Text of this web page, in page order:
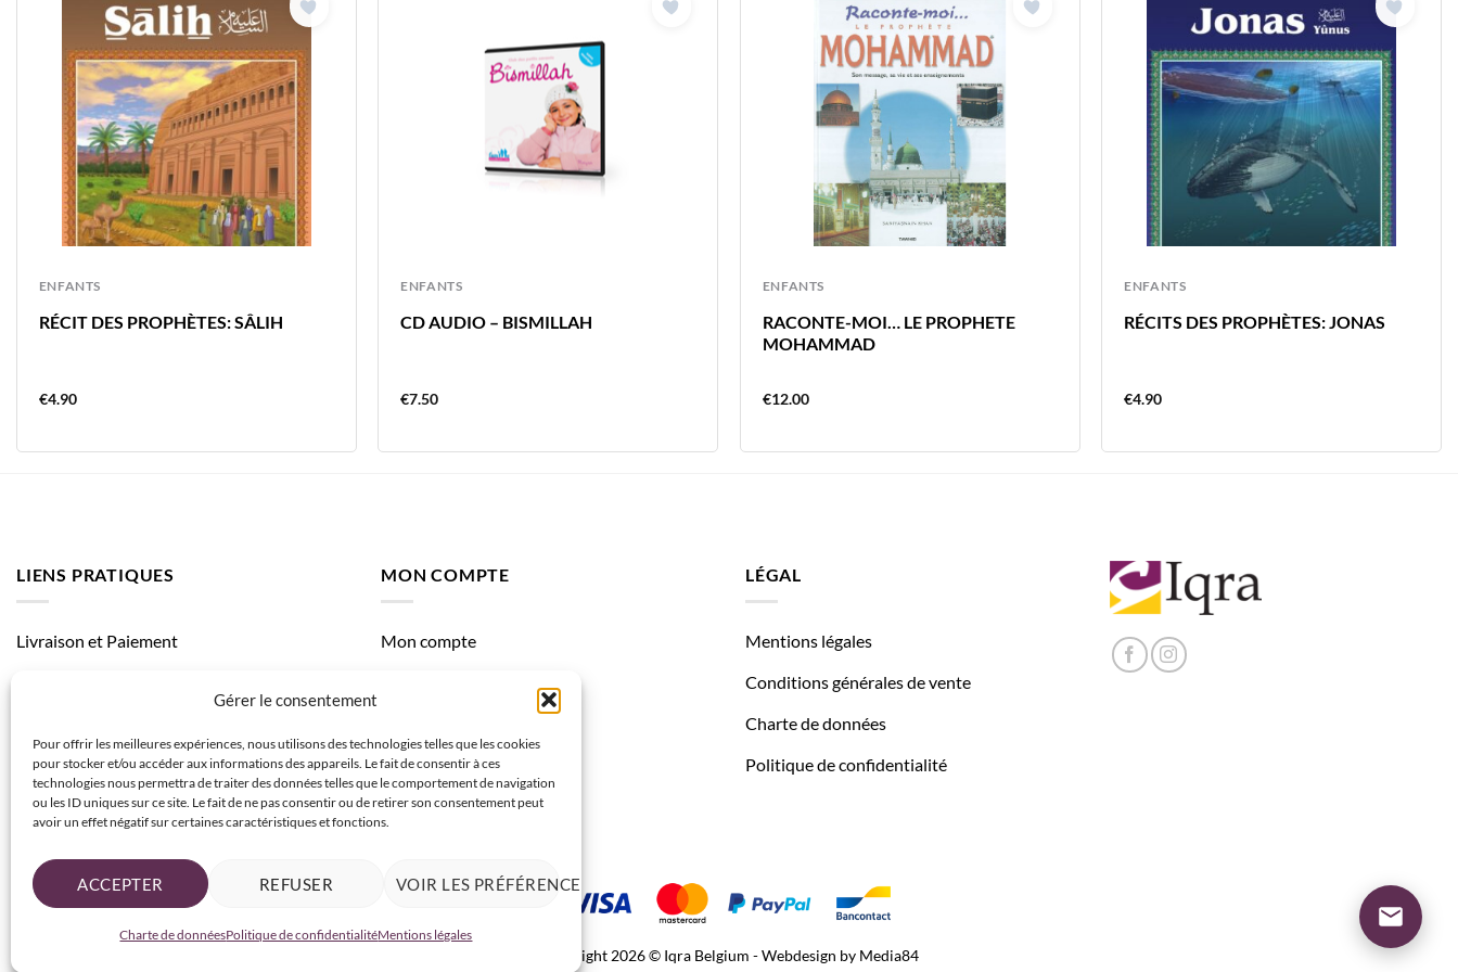
Gérer le consentement
Pour offrir les meilleures expériences, nous utilisons des technologies telles que les cookies
pour stocker et/ou accéder aux informations des appareils. Le fait de consentir à ces
technologies nous permettra de traiter des données telles que le comportement de navigation
ou les ID uniques sur ce site. Le fait de ne pas consentir ou de retirer son consentement peut
avoir un effet négatif sur certaines caractéristiques et fonctions.
ACCEPTER REFUSER VOIR LES PRÉFÉRENCES
Charte de donnéesPolitique de confidentialitéMentions légales
ENFANTS
RÉCIT DES PROPHÈTES: SÂLIH
€4.90
ENFANTS
CD AUDIO – BISMILLAH
€7.50
ENFANTS
RACONTE-MOI… LE PROPHETE
MOHAMMAD
€12.00
ENFANTS
RÉCITS DES PROPHÈTES: JONAS
€4.90
LIENS PRATIQUES
Livraison et Paiement
MON COMPTE
Mon compte
LÉGAL
Mentions légales
Conditions générales de vente
Charte de données
Politique de confidentialité
Copyright 2026 © Iqra Belgium - Webdesign by Media84
-10% sur votre 1ère commande